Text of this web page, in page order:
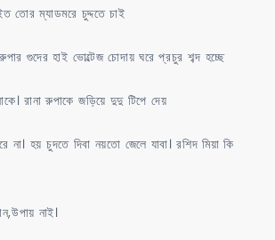
ম্যাডমরে চুদ্দতে চাই
গুদের হাই ভোল্টেজ চোদায় ঘরে প্রচুর শব্দ হচ্ছে
রানা রুপাকে জড়িয়ে দুদু টিপে দেয়
না। হয় চুদতে দিবা নয়তো জেলে যাবা। রশিদ মিয়া কি
নাই।